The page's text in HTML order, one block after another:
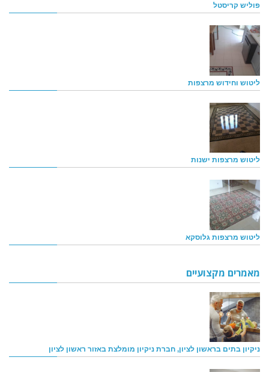
פוליש קריסטל
ליטוש וחידוש מרצפות
ליטוש מרצפות ישנות
ליטוש מרצפות גלוסקא
מאמרים מקצועיים
ניקיון בתים בראשון לציון, חברת ניקיון מומלצת באזור ראשון לציון